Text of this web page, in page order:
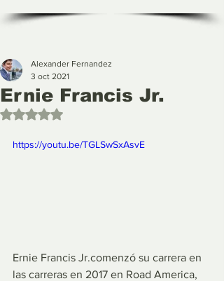
Ernie Francis Jr.
Alexander Fernandez
3 oct 2021
Obtuvo NaN de 5 estrellas.
https://youtu.be/TGLSwSxAsvE
Ernie Francis Jr.comenzó su carrera en
las carreras en 2017 en Road America,